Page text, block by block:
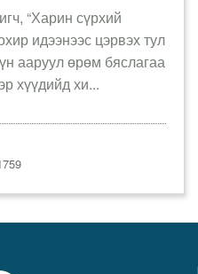
“Харин сүрхий
идээнээс цэрвэх тул
ааруул өрөм бяслагаа
хүүдийд хи...